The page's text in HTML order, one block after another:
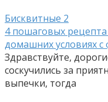
Бисквитные 2
4 пошаговых
домашних условиях с
Здравствуйте,
соскучились за
выпечки, тогда